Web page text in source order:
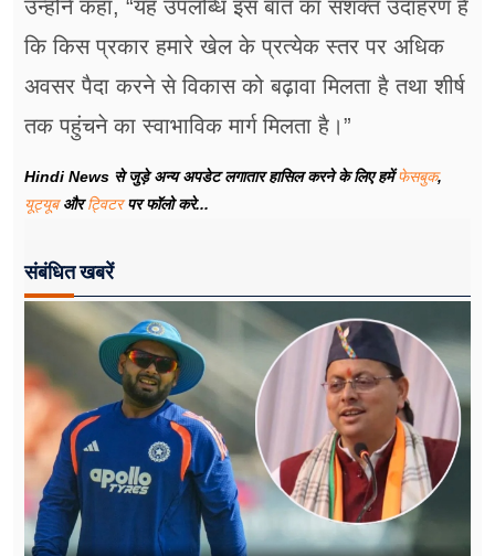
उन्होंने कहा, “यह उपलब्धि इस बात का सशक्त उदाहरण है
कि किस प्रकार हमारे खेल के प्रत्येक स्तर पर अधिक
अवसर पैदा करने से विकास को बढ़ावा मिलता है तथा शीर्ष
तक पहुंचने का स्वाभाविक मार्ग मिलता है।”
Hindi News से जुड़े अन्य अपडेट लगातार हासिल करने के लिए हमेंफेसबुक,
यूट्यूबऔरट्विटरपर फॉलो करे...
संबंधित खबरें